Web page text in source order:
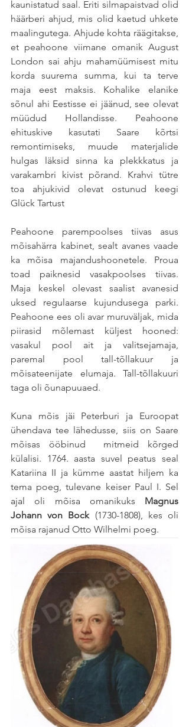
kaunistatud saal. Eriti silmapaistvad olid
häärberi ahjud, mis olid kaetud uhkete
maalingutega. Ahjude kohta räägitakse,
et peahoone viimane omanik August
London sai ahju mahamüümisest mitu
korda suurema summa, kui ta terve
maja eest maksis. Kohalike elanike
sõnul ahi Eestisse ei jäänud, see olevat
müüdud Hollandisse. Peahoone
ehituskive kasutati Saare kõrtsi
remontimiseks, muude materjalide
hulgas läksid sinna ka plekkkatus ja
varakambri kivist põrand. Krahvi tütre
toa ahjukivid olevat ostunud keegi
Glück Tartust
Peahoone parempoolses tiivas asus
mõisahärra kabinet, sealt avanes vaade
ka mõisa majandushoonetele. Proua
toad paiknesid vasakpoolses tiivas.
Maja keskel olevast saalist avanesid
uksed regulaarse kujundusega parki.
Peahoone ees oli avar muruväljak, mida
piirasid mõlemast küljest hooned:
vasakul pool ait ja valitsejamaja,
paremal pool tall-tõllakuur ja
mõisateenijate elumaja. Tall-tõllakuuri
taga oli õunapuuaed.
Kuna mõis jäi Peterburi ja Euroopat
ühendava tee lähedusse, siis on Saare
mõisas ööbinud  mitmeid kõrged
külalisi. 1764. aasta suvel peatus seal
Katariina II ja kümme aastat hiljem ka
tema poeg, tulevane keiser Paul I. Sel
ajal oli mõisa omanikuks Magnus
Johann von Bock (1730-1808), kes oli
mõisa rajanud Otto Wilhelmi poeg.